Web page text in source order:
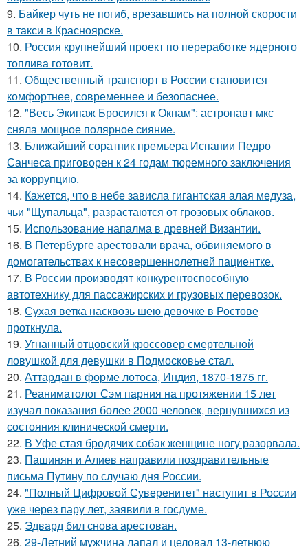
9. Байкер чуть не погиб, врезавшись на полной скорости
в такси в Красноярске.
10. Россия крупнейший проект по переработке ядерного
топлива готовит.
11. Общественный транспорт в России становится
комфортнее, современнее и безопаснее.
12. "Весь Экипаж Бросился к Окнам": астронавт мкс
сняла мощное полярное сияние.
13. Ближайший соратник премьера Испании Педро
Санчеса приговорен к 24 годам тюремного заключения
за коррупцию.
14. Кажется, что в небе зависла гигантская алая медуза,
чьи "Щупальца", разрастаются от грозовых облаков.
15. Использование напалма в древней Византии.
16. В Петербурге арестовали врача, обвиняемого в
домогательствах к несовершеннолетней пациентке.
17. В России производят конкурентоспособную
автотехнику для пассажирских и грузовых перевозок.
18. Сухая ветка насквозь шею девочке в Ростове
проткнула.
19. Угнанный отцовский кроссовер смертельной
ловушкой для девушки в Подмосковье стал.
20. Аттардан в форме лотоса, Индия, 1870-1875 гг.
21. Реаниматолог Сэм парния на протяжении 15 лет
изучал показания более 2000 человек, вернувшихся из
состояния клинической смерти.
22. В Уфе стая бродячих собак женщине ногу разорвала.
23. Пашинян и Алиев направили поздравительные
письма Путину по случаю дня России.
24. "Полный Цифровой Суверенитет" наступит в России
уже через пару лет, заявили в госдуме.
25. Эдвард бил снова аpестован.
26. 29-Летний мужчина лапал и целовал 13-летнюю